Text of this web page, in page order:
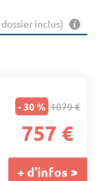
inclus)
- 30 % 1079 €
757 €
+ d'infos >